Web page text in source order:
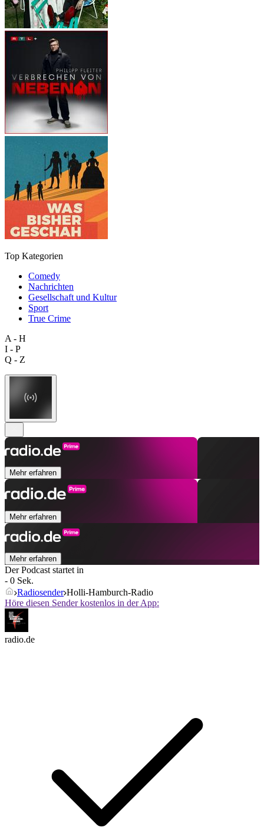
Top Kategorien
Comedy
Nachrichten
Gesellschaft und Kultur
Sport
True Crime
A - H
I - P
Q - Z
Mehr erfahren
Mehr erfahren
Mehr erfahren
Der Podcast startet in
- 0 Sek.
Radiosender Holli-Hamburch-Radio
Höre diesen Sender kostenlos in der App:
radio.de